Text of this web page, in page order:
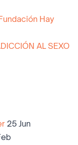
Hay
AL SEXO
25 Jun